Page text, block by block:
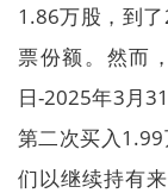
1.86万股，到
票份额。然而
日-2025年3月
第二次买入
们以继续持有